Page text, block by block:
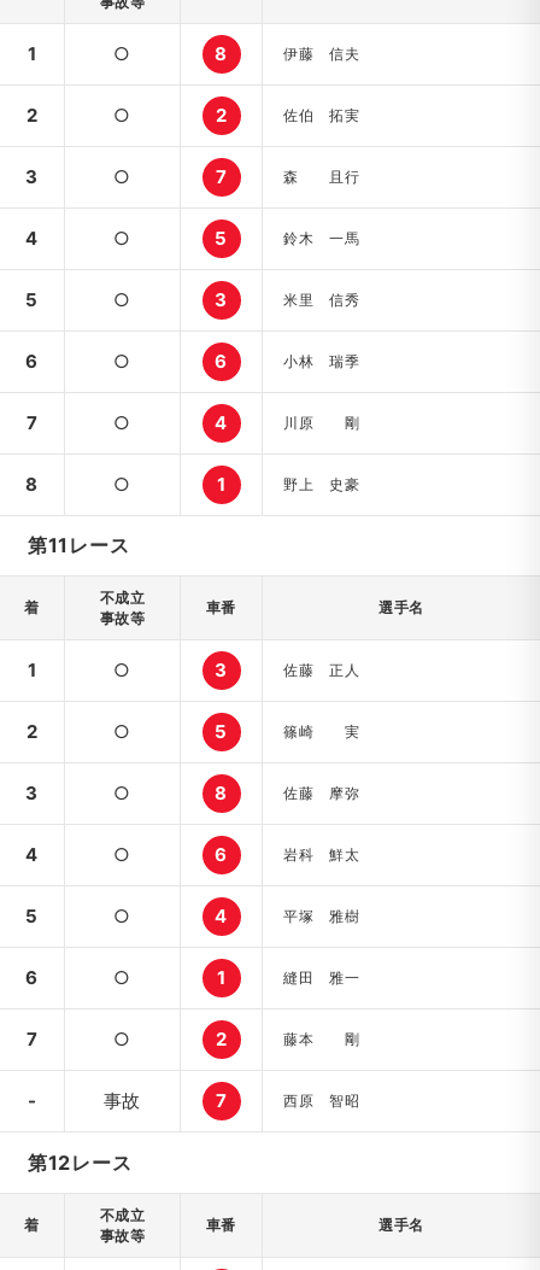
1 ○ 8 伊藤 信夫
2 ○ 2 佐伯 拓実
3 ○ 7 森 且行
4 ○ 5 鈴木 一馬
5 ○ 3 米里 信秀
6 ○ 6 小林 瑞季
7 ○ 4 川原 剛
8 ○ 1 野上 史豪
第11レース
着
不成立
事故等
車番 選手名
1 ○ 3 佐藤 正人
2 ○ 5 篠崎 実
3 ○ 8 佐藤 摩弥
4 ○ 6 岩科 鮮太
5 ○ 4 平塚 雅樹
6 ○ 1 縫田 雅一
7 ○ 2 藤本 剛
- 事故 7 西原 智昭
第12レース
着
不成立
事故等
車番 選手名